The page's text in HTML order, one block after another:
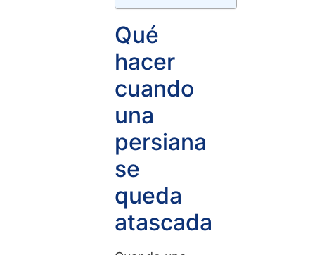
Qué
hacer
cuando
una
persiana
se
queda
atascada